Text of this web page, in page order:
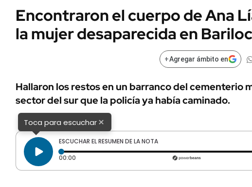
Campo
FINANZAS
ÁMBITO DEBATE
MEDIAKIT AMBITO DEBATE
Sustentabilidad
Seguros
POLÍTICA
Encontraron el cuerpo de Ana
la mujer desaparecida en
+Agregar ámbito en
Hallaron los restos en un barranco del cementerio
sector del sur que la policía ya había caminado.
Toca para escuchar×
ESCUCHAR EL RESUMEN DE LA NOTA
00:00 Tiempo transcurrido: 0 segundos